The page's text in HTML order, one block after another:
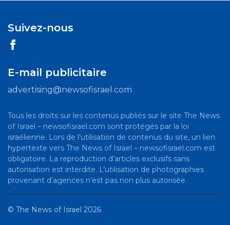
Suivez-nous
E-mail publicitaire
advertising@newsofisrael.com
Tous les droits sur les contenus publiés sur le site The News
of Israel – newsofisrael.com sont protégés par la loi
israélienne. Lors de l’utilisation de contenus du site, un lien
hypertexte vers The News of Israel – newsofisrael.com est
obligatoire. La reproduction d’articles exclusifs sans
autorisation est interdite. L’utilisation de photographies
provenant d’agences n’est pas non plus autorisée.
© The News of Israel 2026